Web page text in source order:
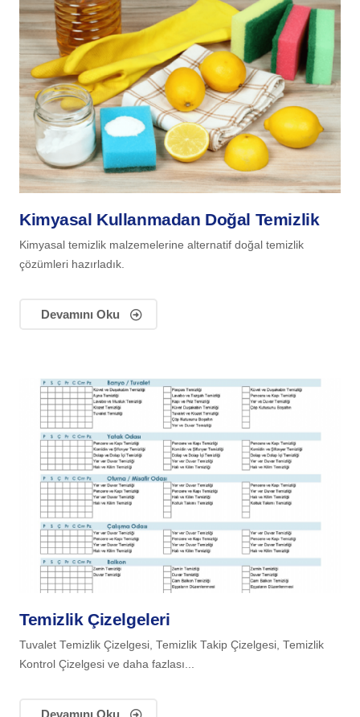
Kimyasal Kullanmadan Doğal Temizlik
Kimyasal temizlik malzemelerine alternatif doğal temizlik
çözümleri hazırladık.
Devamını Oku
Temizlik Çizelgeleri
Tuvalet Temizlik Çizelgesi, Temizlik Takip Çizelgesi, Temizlik
Kontrol Çizelgesi ve daha fazlası...